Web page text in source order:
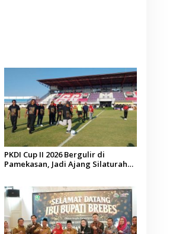
PKDI Cup II 2026 Bergulir di
Pamekasan, Jadi Ajang Silaturahmi